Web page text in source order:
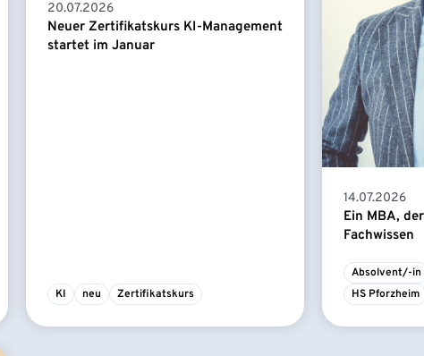
20.07.2026
Neuer Zertifikatskurs KI-Management
startet im Januar
KI neu Zertifikatskurs
14.07.2026
Ein MBA,
Fachwissen
Absolvent/-in
HS Pforzheim